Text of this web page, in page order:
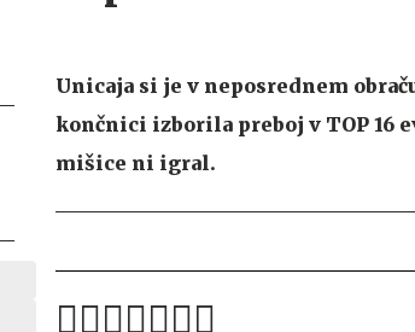
Unicaja si je v neposrednem
končnici izborila preboj v TOP 16
mišice ni igral.